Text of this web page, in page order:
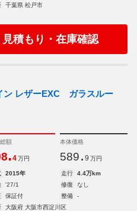
千葉県 松戸市
見積もり・在庫確認
ン レザーEXC ガラスルー
額
.4 万円
本体価格
589. 9 万円
2015年 走行
4.4万km
'27/1 修復
なし
保証付 整備
-
大阪府 大阪市西淀川区